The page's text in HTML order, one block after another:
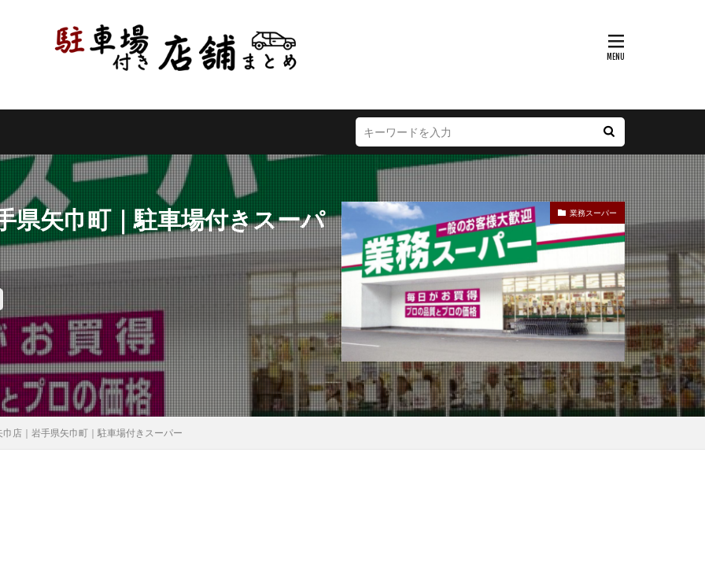
県矢巾町｜駐車場付きスーパ 業務スーパー
巾店｜岩手県矢巾町｜駐車場付きスーパー
岐阜県 静岡県 愛知県 三重県 滋賀県
鳥取県 島根県 岡山県 広島県
県
検索